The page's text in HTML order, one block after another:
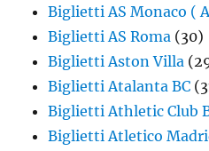
Biglietti AS Monaco (
Biglietti AS Roma (30)
Biglietti Aston Villa
Biglietti Atalanta BC
Biglietti Athletic Club
Biglietti Atletico